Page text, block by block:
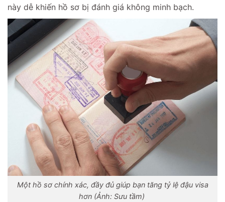
này dễ khiến hồ sơ bị đánh giá không minh bạch.
Một hồ sơ chính xác, đầy đủ giúp bạn tăng tỷ lệ đậu visa
hơn (Ảnh: Sưu tầm)